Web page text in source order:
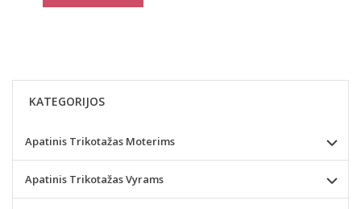
KATEGORIJOS
Apatinis Trikotažas Moterims
Apatinis Trikotažas Vyrams